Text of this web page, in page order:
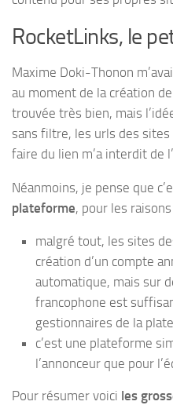
RocketLinks, le
Maxime Doki-Thonon
au moment de la création
trouvée très bien, mais
sans filtre, les urls des
faire du lien m’a interdit de
Néanmoins, je pense que
plateforme, pour les
malgré tout, les sites
création d’un compte
automatique, mais sur
francophone est
gestionnaires de la
c’est une plateforme
l’annonceur que pour
Pour résumer voici les